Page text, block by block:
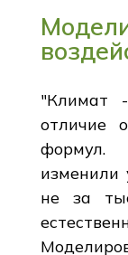
"Климат
отличие
формул.
изменили
не за